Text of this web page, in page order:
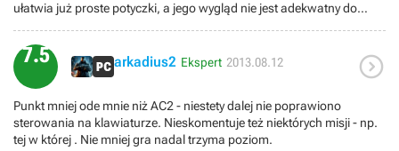
ułatwia już proste potyczki, a jego wygląd nie jest adekwatny do
na granicy Polsko-Ukraińskiej), naciągane celowe pustoszenie
Rzymu przez Borgiów i jego odbudowa przez Assasynów, i żałosna
nagroda za 100 % synchronizacji we wszystkich sekwencjach ( nie
licząc satysfakcji). Rzym jest słaby jako miasto do free-run’u , ale
osobiście jestem za jednym większym miastem niż 4 mniejszymi
połączonymi loading’ami. A w Romie jest naprawdę dużo ciekawych
aktywności: gildia Assasynów, wspomnienia Cristiny itp. A właśnie
7.5 arkadius2 Ekspert 2013.08.12 
Punkt mniej ode mnie niż AC2 - niestety dalej nie poprawiono
sterowania na klawiaturze. Nieskomentuje też niektórych misji - np.
tej w której . Nie mniej gra nadal trzyma poziom.